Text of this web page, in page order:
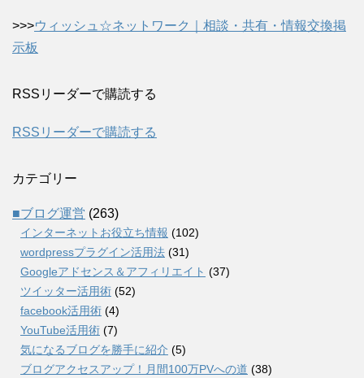
>>>ウィッシュ☆ネットワーク｜相談・共有・情報交換掲
示板
RSSリーダーで購読する
RSSリーダーで購読する
カテゴリー
■ブログ運営 (263)
インターネットお役立ち情報 (102)
wordpressプラグイン活用法 (31)
Googleアドセンス＆アフィリエイト (37)
ツイッター活用術 (52)
facebook活用術 (4)
YouTube活用術 (7)
気になるブログを勝手に紹介 (5)
ブログアクセスアップ！月間100万PVへの道 (38)